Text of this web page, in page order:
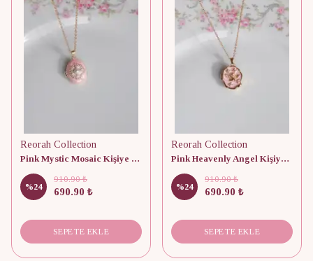
Reorah Collection
Pink Mystic Mosaic Kişiye Özel Fotoğraflı Kapaklı Kolye
%24
910.90 ₺
690.90 ₺
SEPETE EKLE
Reorah Collection
Pink Heavenly Angel Kişiye Özel Fotoğraflı Kapaklı Kolye
%24
910.90 ₺
690.90 ₺
SEPETE EKLE